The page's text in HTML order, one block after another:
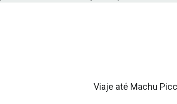
Viaje até Machu